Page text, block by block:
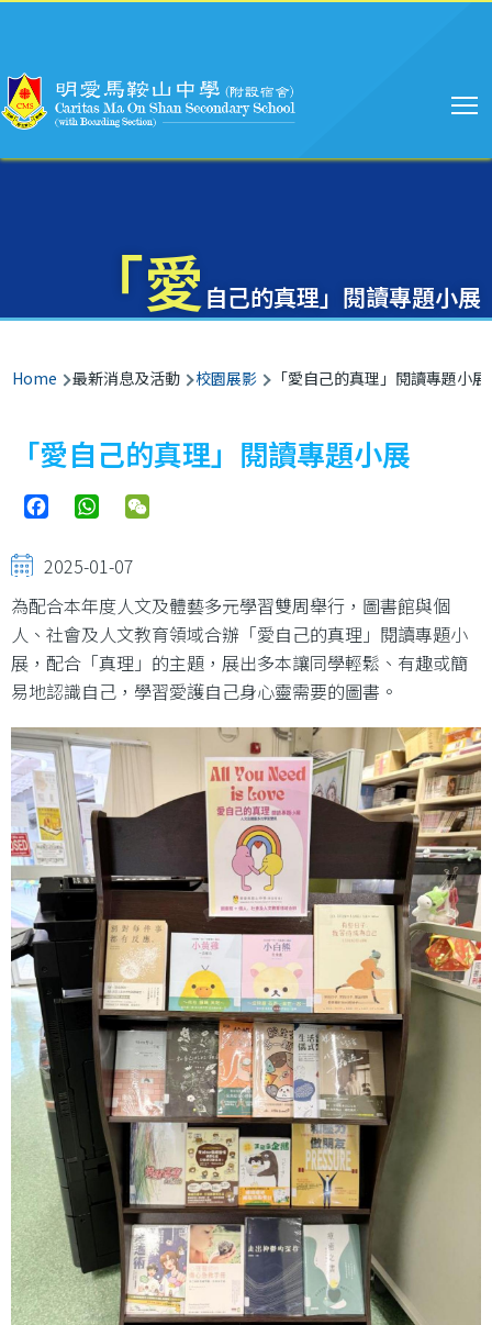
「愛 自己的真理」閱讀專題小展
Breadcrumb
Home 最新消息及活動 校園展影 「愛自己的真理」閱讀專題小展
「愛自己的真理」閱讀專題小展
FacebookWhatsApp
2025-01-07
為配合本年度人文及體藝多元學習雙周舉行，圖書館與個
人、社會及人文教育領域合辦「愛自己的真理」閱讀專題小
展，配合「真理」的主題，展出多本讓同學輕鬆、有趣或簡
易地認識自己，學習愛護自己身心靈需要的圖書。